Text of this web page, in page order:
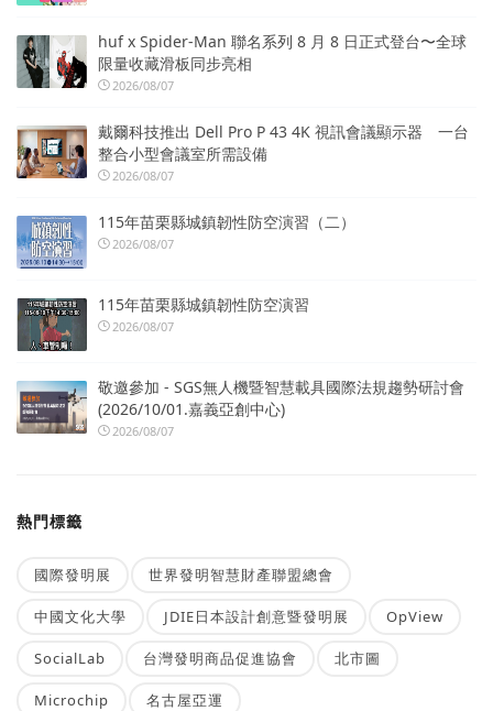
huf x Spider-Man 聯名系列 8 月 8 日正式登台〜全球
限量收藏滑板同步亮相
2026/08/07
戴爾科技推出 Dell Pro P 43 4K 視訊會議顯示器 一台
整合小型會議室所需設備
2026/08/07
115年苗栗縣城鎮韌性防空演習（二）
2026/08/07
115年苗栗縣城鎮韌性防空演習
2026/08/07
敬邀參加 - SGS無人機暨智慧載具國際法規趨勢研討會
(2026/10/01.嘉義亞創中心)
2026/08/07
熱門標籤
國際發明展 世界發明智慧財產聯盟總會
中國文化大學 JDIE日本設計創意暨發明展 OpView
SocialLab 台灣發明商品促進協會 北市圖
Microchip 名古屋亞運